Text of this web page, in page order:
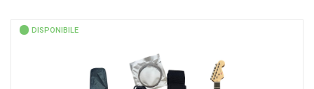
DISPONIBILE